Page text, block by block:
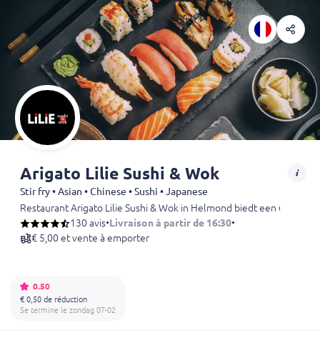
Arigato Lilie Sushi & Wok
Stir fry • Asian • Chinese • Sushi • Japanese
Restaurant Arigato Lilie Sushi & Wok in Helmond biedt een
130 avis•Livraison à partir de 16:30•
€ 5,00 et vente à emporter
0.50
€ 0,50 de réduction
Se termine le zondag 07-02